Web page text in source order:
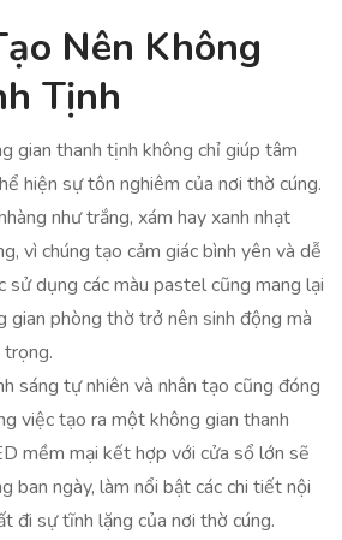
Nên Không
Tịnh
gian thanh tịnh không chỉ giúp tâm
hiện sự tôn nghiêm của nơi thờ cúng.
như trắng, xám hay xanh nhạt
vì chúng tạo cảm giác bình yên và dễ
sử dụng các màu pastel cũng mang lại
gian phòng thờ trở nên sinh động mà
sáng tự nhiên và nhân tạo cũng đóng
việc tạo ra một không gian thanh
mềm mại kết hợp với cửa sổ lớn sẽ
ban ngày, làm nổi bật các chi tiết nội
đi sự tĩnh lặng của nơi thờ cúng.